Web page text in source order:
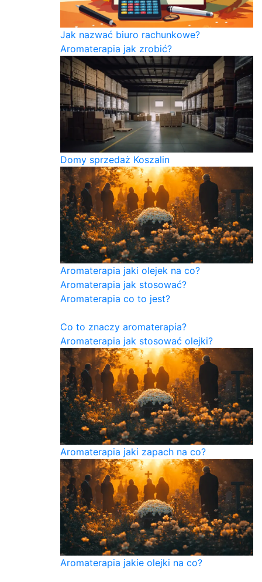
Jak nazwać biuro rachunkowe?
Aromaterapia jak zrobić?
Domy sprzedaż Koszalin
Aromaterapia jaki olejek na co?
Aromaterapia jak stosować?
Aromaterapia co to jest?
Co to znaczy aromaterapia?
Aromaterapia jak stosować olejki?
Aromaterapia jaki zapach na co?
Aromaterapia jakie olejki na co?